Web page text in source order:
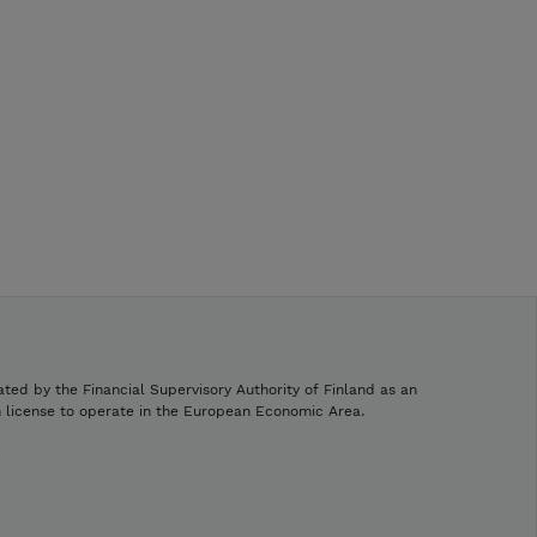
by the Financial Supervisory Authority of Finland as an
to operate in the European Economic Area.